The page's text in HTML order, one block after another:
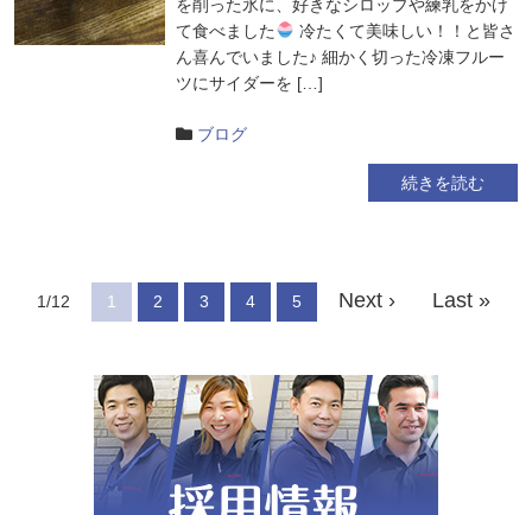
を削った氷に、好きなシロップや練乳をかけ
て食べました
冷たくて美味しい！！と皆さ
ん喜んでいました♪ 細かく切った冷凍フルー
ツにサイダーを […]
ブログ
続きを読む
1/12 1 2 3 4 5 Next › Last »